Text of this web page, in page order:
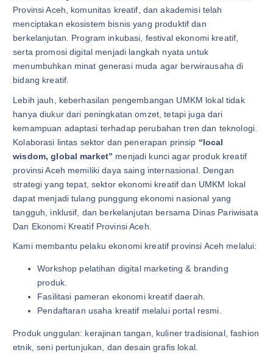
Provinsi Aceh, komunitas kreatif, dan akademisi telah
menciptakan ekosistem bisnis yang produktif dan
berkelanjutan. Program inkubasi, festival ekonomi kreatif,
serta promosi digital menjadi langkah nyata untuk
menumbuhkan minat generasi muda agar berwirausaha di
bidang kreatif.
Lebih jauh, keberhasilan pengembangan UMKM lokal tidak
hanya diukur dari peningkatan omzet, tetapi juga dari
kemampuan adaptasi terhadap perubahan tren dan teknologi.
Kolaborasi lintas sektor dan penerapan prinsip “local
wisdom, global market” menjadi kunci agar produk kreatif
provinsi Aceh memiliki daya saing internasional. Dengan
strategi yang tepat, sektor ekonomi kreatif dan UMKM lokal
dapat menjadi tulang punggung ekonomi nasional yang
tangguh, inklusif, dan berkelanjutan bersama Dinas Pariwisata
Dan Ekonomi Kreatif Provinsi Aceh.
Kami membantu pelaku ekonomi kreatif provinsi Aceh melalui:
Workshop pelatihan digital marketing & branding
produk.
Fasilitasi pameran ekonomi kreatif daerah.
Pendaftaran usaha kreatif melalui portal resmi.
Produk unggulan: kerajinan tangan, kuliner tradisional, fashion
etnik, seni pertunjukan, dan desain grafis lokal.